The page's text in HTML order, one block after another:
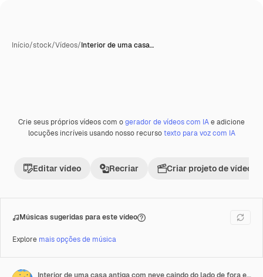
Início/stock/Vídeos/Interior de uma casa…
Premium
Crie seus próprios vídeos com ogerador de vídeos com IAe adicione
locuções incríveis usando nosso recursotexto para voz com IA
Editar vídeo Recriar Criar projeto de vídeo
Músicas sugeridas para este vídeo
Explore mais opções de música